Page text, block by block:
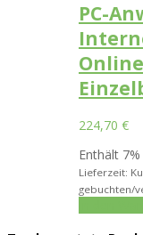
PC-
224,70 €
Enthält
Lieferzeit:
gebuchten/